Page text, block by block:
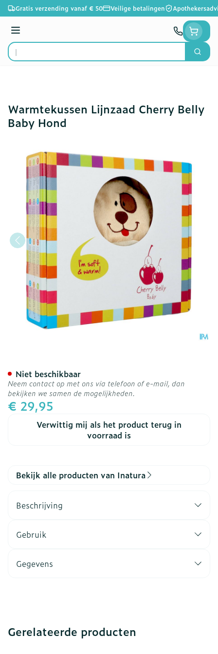
Ga naar de inhoud
Gratis verzending vanaf € 50 Veilige betalingen
Menu
Product, merk, categorie...
Zoek
Warmtekussen Lijnzaad Cherry Belly
Baby Hond
€ 29,95
Verwittig mij als het product terug in
voorraad is
Niet beschikbaar
Neem contact op met ons via telefoon of e-mail, dan
bekijken we samen de mogelijkheden.
Bekijk alle producten van Inatura
Beschrijving
Gebruik
Gegevens
Gerelateerde producten